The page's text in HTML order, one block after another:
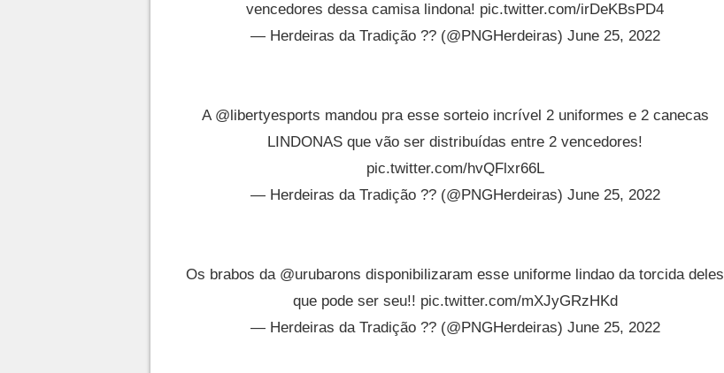
vencedores dessa camisa lindona! pic.twitter.com/irDeKBsPD4
— Herdeiras da Tradição ?? (@PNGHerdeiras) June 25, 2022
A @libertyesports mandou pra esse sorteio incrível 2 uniformes e 2 canecas
LINDONAS que vão ser distribuídas entre 2 vencedores!
pic.twitter.com/hvQFlxr66L
— Herdeiras da Tradição ?? (@PNGHerdeiras) June 25, 2022
Os brabos da @urubarons disponibilizaram esse uniforme lindao da torcida deles
que pode ser seu!! pic.twitter.com/mXJyGRzHKd
— Herdeiras da Tradição ?? (@PNGHerdeiras) June 25, 2022